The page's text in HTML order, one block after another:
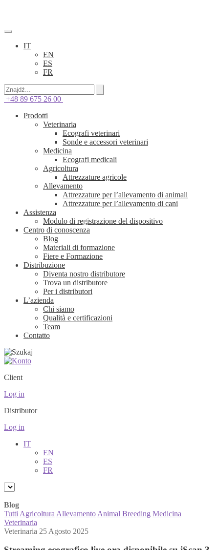
IT
EN
ES
FR
+48 89 675 26 00
Prodotti
Veterinaria
Ecografi veterinari
Sonde e accessori veterinari
Medicina
Ecografi medicali
Agricoltura
Attrezzature agricole
Allevamento
Attrezzature per l’allevamento di animali
Attrezzature per l’allevamento di cani
Assistenza
Modulo di registrazione del dispositivo
Centro di conoscenza
Blog
Materiali di formazione
Fiere e Formazione
Distribuzione
Diventa nostro distributore
Trova un distributore
Per i distributori
L’azienda
Chi siamo
Qualità e certificazioni
Team
Contatto
Client
Log in
Distributor
Log in
IT
EN
ES
FR
Blog
Tutti Agricoltura Allevamento Animal Breeding Medicina
Veterinaria
Veterinaria 25 Agosto 2025